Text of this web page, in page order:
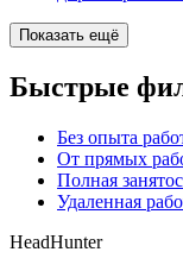
Показать ещё
Быстрые
Без опыта
От прямых
Полная
Удаленная
HeadHunter